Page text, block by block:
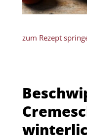
zum Rezept